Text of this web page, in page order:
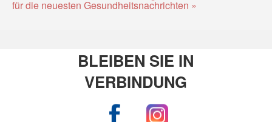
für die neuesten Gesundheitsnachrichten »
BLEIBEN SIE IN
VERBINDUNG